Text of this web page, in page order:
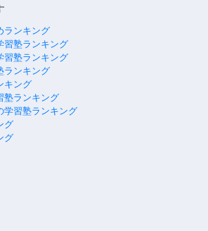
ランキング
習塾ランキング
習塾ランキング
ランキング
キング
塾ランキング
学習塾ランキング
グ
グ